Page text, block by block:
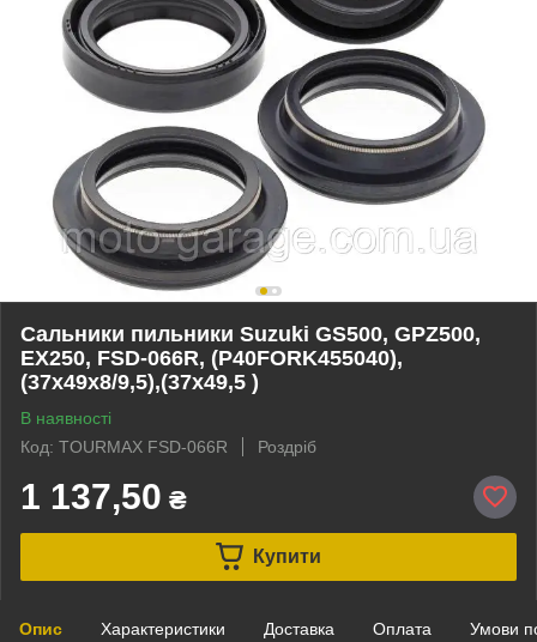
Сальники пильники Suzuki GS500, GPZ500,
EX250, FSD-066R, (P40FORK455040),
(37x49x8/9,5),(37x49,5 )
В наявності
Код: TOURMAX FSD-066R
Роздріб
1 137,50 ₴
Купити
Опис Характеристики Доставка Оплата Умови